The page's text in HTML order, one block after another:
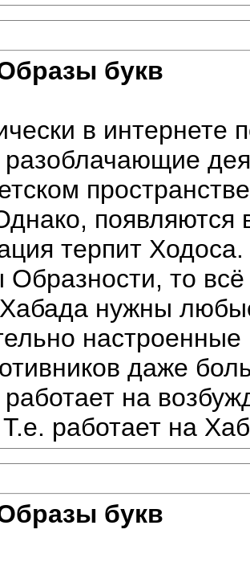
букв
в интернете
появляются
терпит
Образности, то
нужны
даже
на
работает на
букв